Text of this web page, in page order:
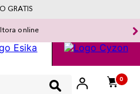
online
0
GRATIS